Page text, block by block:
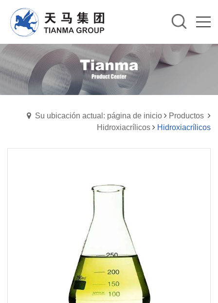
Su ubicación actual: página de inicio
Productos
Hidroxiacrílicos
Hidroxiacrílicos